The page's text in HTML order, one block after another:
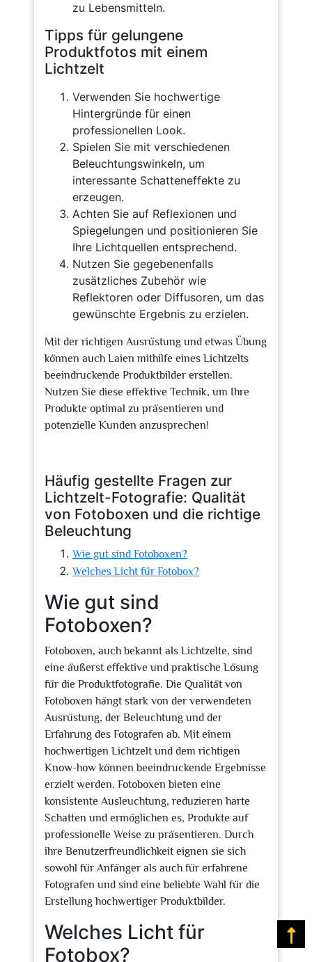
zu Lebensmitteln.
Tipps für gelungene
Produktfotos mit einem
Lichtzelt
Verwenden Sie hochwertige
Hintergründe für einen
professionellen Look.
Spielen Sie mit verschiedenen
Beleuchtungswinkeln, um
interessante Schatteneffekte zu
erzeugen.
Achten Sie auf Reflexionen und
Spiegelungen und positionieren Sie
Ihre Lichtquellen entsprechend.
Nutzen Sie gegebenenfalls
zusätzliches Zubehör wie
Reflektoren oder Diffusoren, um das
gewünschte Ergebnis zu erzielen.
Mit der richtigen Ausrüstung und etwas Übung
können auch Laien mithilfe eines Lichtzelts
beeindruckende Produktbilder erstellen.
Nutzen Sie diese effektive Technik, um Ihre
Produkte optimal zu präsentieren und
potenzielle Kunden anzusprechen!
Häufig gestellte Fragen zur
Lichtzelt-Fotografie: Qualität
von Fotoboxen und die richtige
Beleuchtung
Wie gut sind Fotoboxen?
Welches Licht für Fotobox?
Wie gut sind
Fotoboxen?
Fotoboxen, auch bekannt als Lichtzelte, sind
eine äußerst effektive und praktische Lösung
für die Produktfotografie. Die Qualität von
Fotoboxen hängt stark von der verwendeten
Ausrüstung, der Beleuchtung und der
Erfahrung des Fotografen ab. Mit einem
hochwertigen Lichtzelt und dem richtigen
Know-how können beeindruckende Ergebnisse
erzielt werden. Fotoboxen bieten eine
konsistente Ausleuchtung, reduzieren harte
Schatten und ermöglichen es, Produkte auf
professionelle Weise zu präsentieren. Durch
ihre Benutzerfreundlichkeit eignen sie sich
sowohl für Anfänger als auch für erfahrene
Fotografen und sind eine beliebte Wahl für die
Erstellung hochwertiger Produktbilder.
Welches Licht für
Fotobox?